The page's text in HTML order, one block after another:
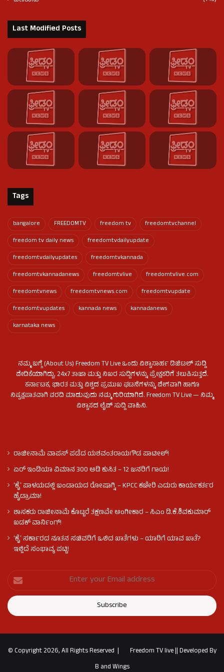
Last Modified Posts
Tags
bangalore FREEDOMTV freedom tv
freedomtvchannel
freedom tv daily news
freedomtvdailyupdate
freedomtvdailyupdates
freedomtvkannada
freedomtvkannadanews
freedomtvlive
freedomtvlive.com
freedomtvnews
freedomtvnews.com
freedomtvupdate
freedomtvupdates
kannada news
kannadanews
karnataka news
ನಮ್ಮ ಬಗ್ಗೆ (About Us) Freedom TV Live ಒಂದು ವಿಶ್ವಾಸಾರ್ಹ ಡಿಜಿಟಲ್ ಸುದ್ದಿ
ವೇದಿಕೆಯಾಗಿದ್ದು, 24x7 ತಾಜಾ ಮತ್ತು ನಿಖರ ಸುದ್ದಿಗಳನ್ನು ಪ್ರೇಕ್ಷಕರಿಗೆ ತಲುಪಿಸುತ್ತದೆ.
ಕರ್ನಾಟಕ, ಭಾರತ ಮತ್ತು ವಿಶ್ವದ ಪ್ರಮುಖ ಘಟನೆಗಳನ್ನು ವೇಗವಾಗಿ ಹಾಗೂ
ನಿಷ್ಪಕ್ಷಪಾತವಾಗಿ ವರದಿ ಮಾಡುವುದು ನಮ್ಮ ಗುರಿಯಾಗಿದೆ. Freedom TV Live — ನಿಮ್ಮ
ವಿಶ್ವಾಸದ ಲೈವ್ ಸುದ್ದಿ ವಾಹಿನಿ.
ರಾಜೀನಾಮೆ ವಾಪಸ್ ಪಡೆದ ಯಶವಂತರಾಯಗೌಡ ಪಾಟೀಲ್‌!
ಏರ್ ಇಂಡಿಯಾ ವಿಮಾನ 300 ಅಡಿ ಕುಸಿತ – 12 ಜನರಿಗೆ ಗಾಯ!
ʻಕೈʼ​ ಪಾಳಯದಲ್ಲಿ ಬಂಡಾಯದ ರೋಷಾಗ್ನಿ – KPCC ಕಚೇರಿ ಎದುರು ಕಾರ್ಯಕರ್ತರ
ಹೈಡ್ರಾಮಾ!
ಶಾಸಕರು ರಾಜೀನಾಮೆ ಕೊಟ್ಟರೆ ತಕ್ಷಣವೇ ಅಂಗೀಕಾರ – ಸಿಎಂ ಡಿ.ಕೆ.ಶಿವಕುಮಾರ್
ಖಡಕ್ ವಾರ್ನಿಂಗ್!
ʻಕೈʼ ಸರ್ಕಾರದ ನೂತನ ಸಚಿವರಿಗೆ ಒಲಿದ ಖಾತೆಗಳು – ಯಾರಿಗೆ ಯಾವ ಖಾತೆ?
ಇಲ್ಲಿದೆ ಸಂಭಾವ್ಯ ಪಟ್ಟಿ!
© Copyright 2026, All Rights Reserved | Freedom TV live||Developed By
B and Wings